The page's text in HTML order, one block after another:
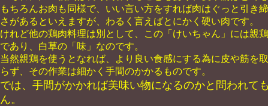
もちろんお肉も同様で、いい言い方をすれば肉はぐっと引き
さがあるといえますが、わるく言えばとにかく硬い肉です。
けれど他の鶏肉料理は別として、この「けいちゃん」には親
であり、白草の「味」なのです。
当然親鶏を使うとなれば、より良い食感にする為に皮や筋を
らず、その作業は細かく手間のかかるものです。
では、手間がかかれば美味い物になるのかと問われて
ん。